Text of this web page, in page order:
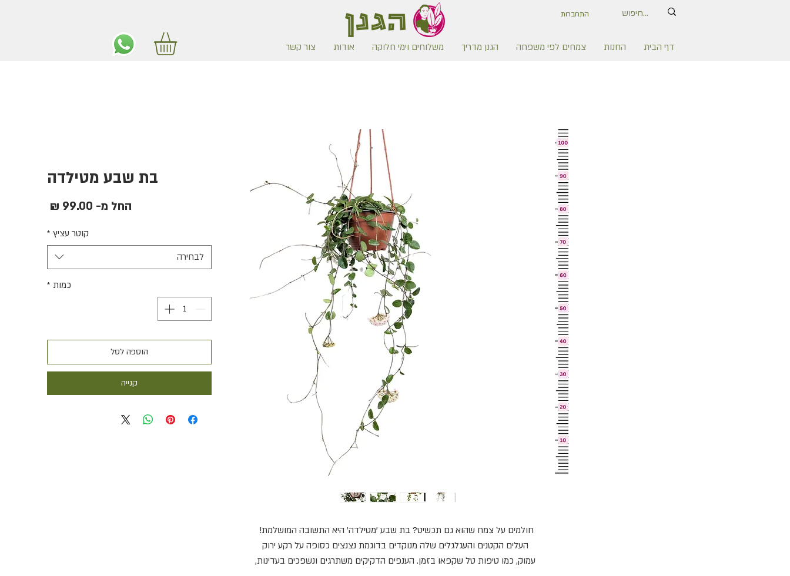
התחברות
דף הבית החנות צמחים לפי משפחה הגנן מדריך משלוחים וימי חלוקה אודות צור קשר
בת שבע מטילדה
החל מ- 99.00 ₪
קוטר עציץ *
לבחירה
כמות *
הוספה לסל
קנייה
חולמים על צמח שהוא גם תכשיט? בת שבע 'מטילדה' היא התשובה המושלמת!
העלים הקטנים והעגלגלים שלה מנוקדים בדוגמת נצנצים כסופה על רקע ירוק
עמוק, כמו טיפות טל שקפאו בזמן. הענפים הדקיקים משתרגים ונשפכים בעדינות,